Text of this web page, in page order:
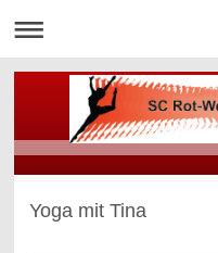
Yoga mit Tina